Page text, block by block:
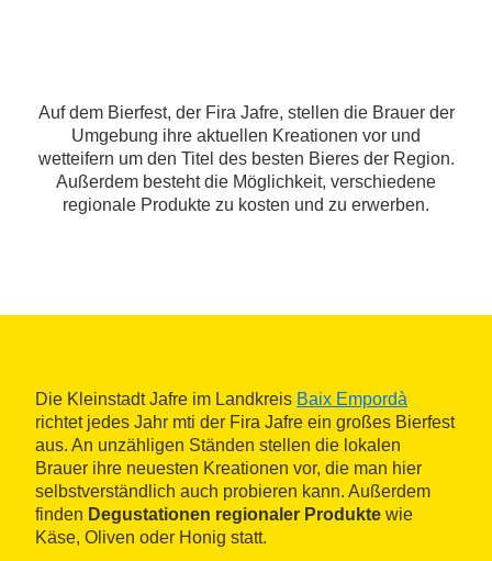
Auf dem Bierfest, der Fira Jafre, stellen die Brauer der
Umgebung ihre aktuellen Kreationen vor und
wetteifern um den Titel des besten Bieres der Region.
Außerdem besteht die Möglichkeit, verschiedene
regionale Produkte zu kosten und zu erwerben.
Die Kleinstadt Jafre im Landkreis Baix Empordà
richtet jedes Jahr mti der Fira Jafre ein großes Bierfest
aus. An unzähligen Ständen stellen die lokalen
Brauer ihre neuesten Kreationen vor, die man hier
selbstverständlich auch probieren kann. Außerdem
finden Degustationen regionaler Produkte wie
Käse, Oliven oder Honig statt.